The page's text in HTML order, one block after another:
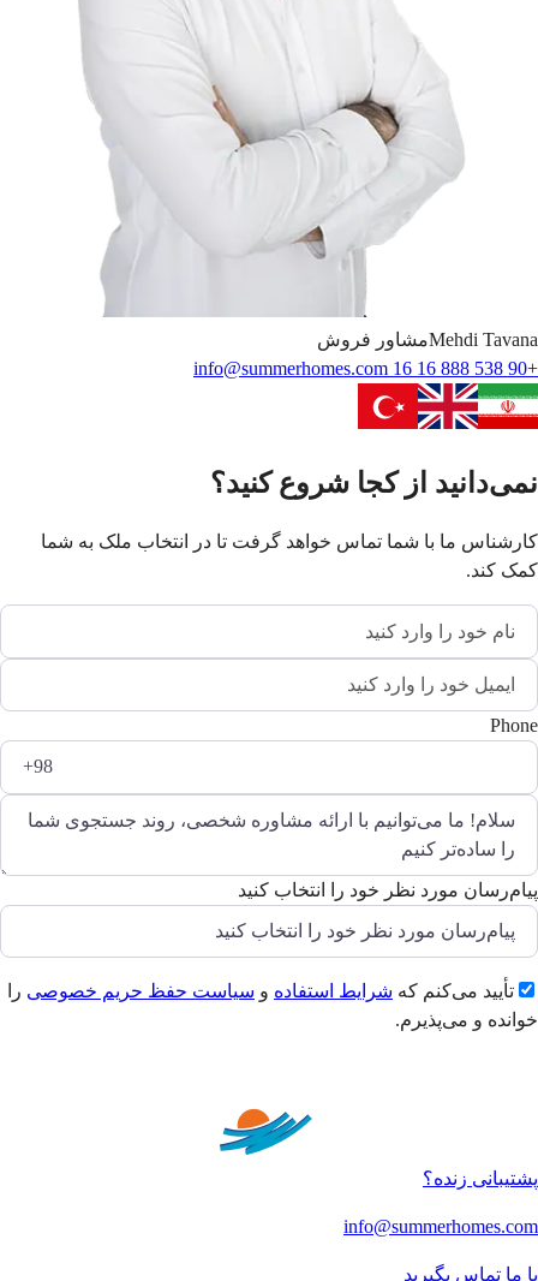
Mehdi Tavana
مشاور فروش
+90 538 888 16 16
info@summerhomes.com
نمی‌دانید از کجا شروع کنید؟
کارشناس ما با شما تماس خواهد گرفت تا در انتخاب ملک به شما
کمک کند.
Phone
پیام‌رسان مورد نظر خود را انتخاب کنید
تأیید می‌کنم که شرایط استفاده و سیاست حفظ حریم خصوصی را
خوانده و می‌پذیرم.
پشتیبانی زنده؟
info@summerhomes.com
با ما تماس بگیرید